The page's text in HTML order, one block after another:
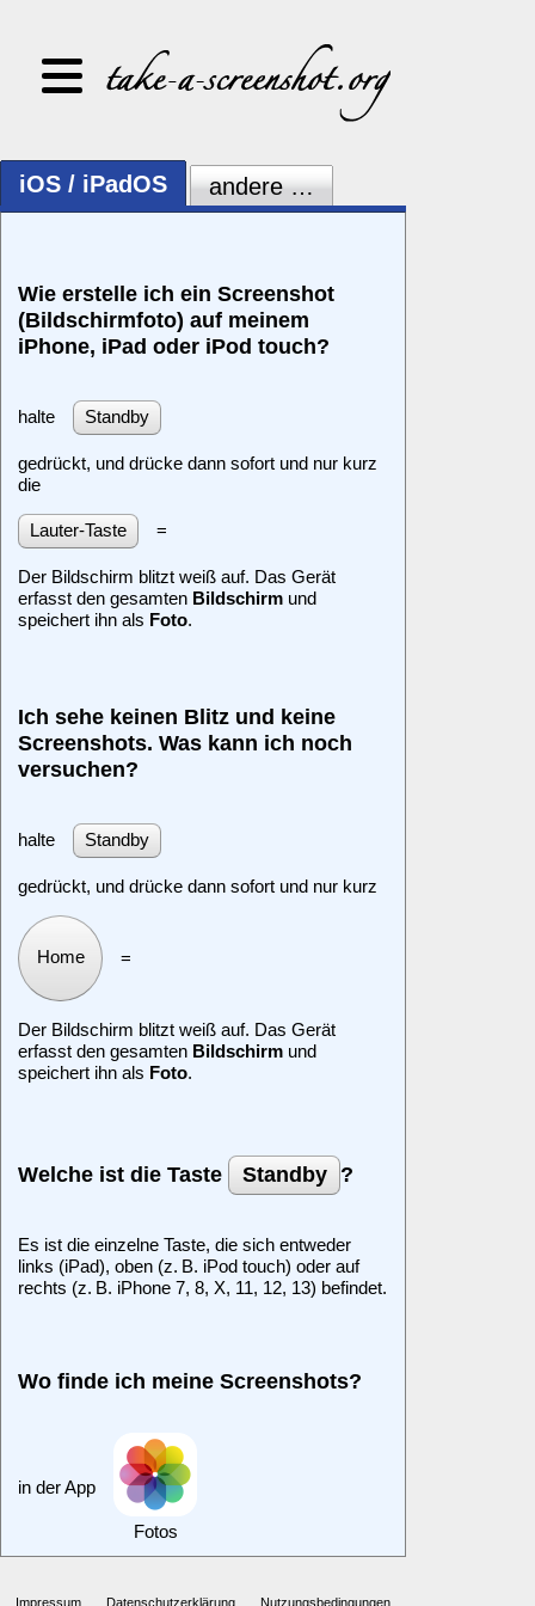
iOS / iPadOS andere …
Wie erstelle ich ein Screenshot
(Bildschirmfoto) auf meinem
iPhone, iPad oder iPod touch?
halte Standby
gedrückt, und drücke dann sofort und nur kurz
die
Lauter-Taste =
Der Bildschirm blitzt weiß auf. Das Gerät
erfasst den gesamten Bildschirm und
speichert ihn als Foto.
Ich sehe keinen Blitz und keine
Screenshots. Was kann ich noch
versuchen?
halte Standby
gedrückt, und drücke dann sofort und nur kurz
Home =
Der Bildschirm blitzt weiß auf. Das Gerät
erfasst den gesamten Bildschirm und
speichert ihn als Foto.
Welche ist die Taste Standby ?
Es ist die einzelne Taste, die sich entweder
links (iPad), oben (z. B. iPod touch) oder auf
rechts (z. B. iPhone 7, 8, X, 11, 12, 13) befindet.
Wo finde ich meine Screenshots?
in der App
Fotos
Impressum Datenschutzerklärung Nutzungsbedingungen